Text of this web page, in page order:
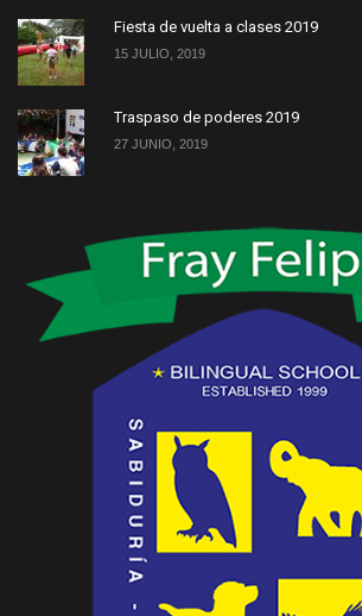
Fiesta de vuelta a clases 2019
15 JULIO, 2019
Traspaso de poderes 2019
27 JUNIO, 2019